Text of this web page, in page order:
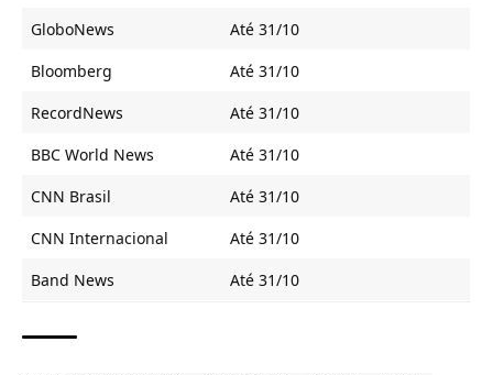
GloboNews
Até 31/10
Bloomberg
Até 31/10
RecordNews
Até 31/10
BBC World News
Até 31/10
CNN Brasil
Até 31/10
CNN Internacional
Até 31/10
Band News
Até 31/10